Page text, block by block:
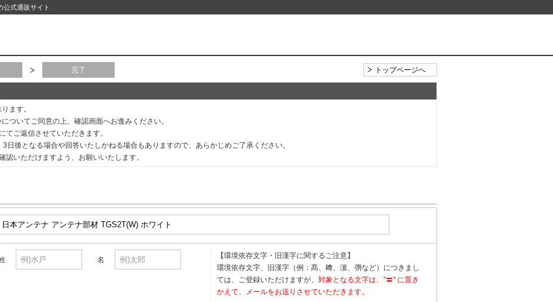
公式通販サイト
完了 トップページへ
ます。
ついてご同意の上、確認画面へお進みください。
ご返信させていただきます。
日後となる場合や回答いたしかねる場合もありますので、あらかじめご了承ください。
認いただけますよう、お願いいたします。
名
【環境依存文字・旧漢字に関するご注意】
環境依存文字、旧漢字（例：髙、﨑、濵、彅など）につきまし
ては、ご登録いただけますが、 対象となる文字は、"〓" に置き
かえて、メールをお送りさせていただきます。